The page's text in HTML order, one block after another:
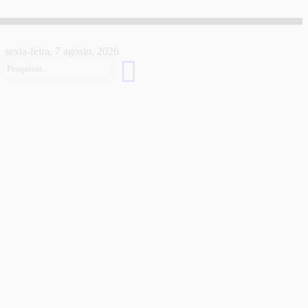
sexta-feira, 7 agosto, 2026